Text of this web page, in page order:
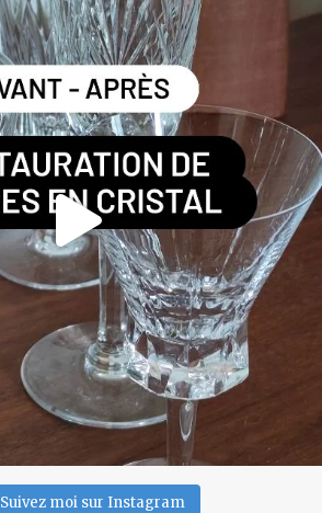
Suivez moi sur Instagram